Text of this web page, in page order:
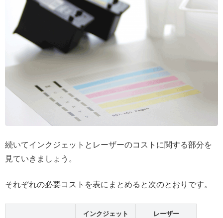
続いてインクジェットとレーザーのコストに関する部分を
見ていきましょう。
それぞれの必要コストを表にまとめると次のとおりです。
インクジェット レーザー